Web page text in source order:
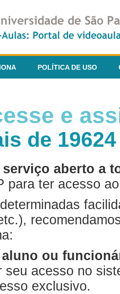
POLÍTICA DE USO
e
de
serviço aberto a
para ter acesso
ou
seu acesso no
exclusivo.